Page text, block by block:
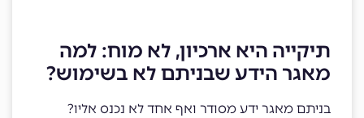
תיקייה היא ארכיון, לא מוח: למה
מאגר הידע שבניתם לא בשימוש?
בניתם מאגר ידע מסודר ואף אחד לא נכנס אליו?